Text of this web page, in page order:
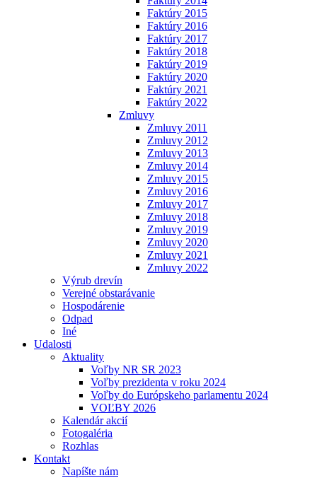
Faktúry 2015
Faktúry 2016
Faktúry 2017
Faktúry 2018
Faktúry 2019
Faktúry 2020
Faktúry 2021
Faktúry 2022
Zmluvy
Zmluvy 2011
Zmluvy 2012
Zmluvy 2013
Zmluvy 2014
Zmluvy 2015
Zmluvy 2016
Zmluvy 2017
Zmluvy 2018
Zmluvy 2019
Zmluvy 2020
Zmluvy 2021
Zmluvy 2022
Výrub drevín
Verejné obstarávanie
Hospodárenie
Odpad
Iné
Udalosti
Aktuality
Voľby NR SR 2023
Voľby prezidenta v roku 2024
Voľby do Európskeho parlamentu 2024
VOĽBY 2026
Kalendár akcií
Fotogaléria
Rozhlas
Kontakt
Napíšte nám